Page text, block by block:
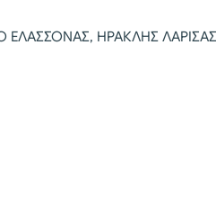
ΕΛΑΣΣΟΝΑΣ, ΗΡΑΚΛΗΣ